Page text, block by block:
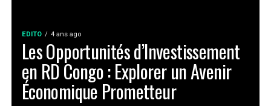
EDITO 4 ans ago
Les Opportunités d’Investissement
en RD Congo : Explorer un Avenir
Économique Prometteur